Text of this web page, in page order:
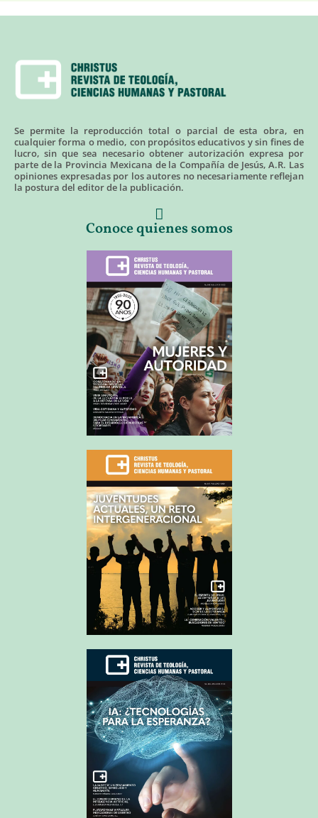
Se permite la reproducción total o parcial de esta obra, en
cualquier forma o medio, con propósitos educativos y sin fines de
lucro, sin que sea necesario obtener autorización expresa por
parte de la Provincia Mexicana de la Compañía de Jesús, A.R. Las
opiniones expresadas por los autores no necesariamente reflejan
la postura del editor de la publicación.
Conoce quienes somos